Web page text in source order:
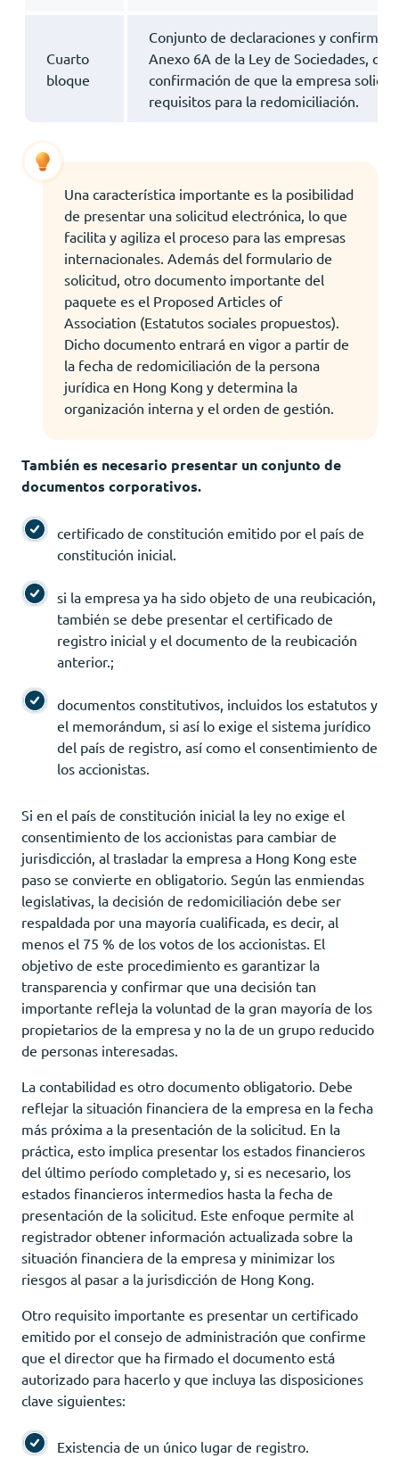
Cuarto
bloque
Conjunto de declaraciones y
Anexo 6A de la Ley de Sociedades,
confirmación de que la empresa
requisitos para la redomiciliación.
Una característica importante es la posibilidad
de presentar una solicitud electrónica, lo que
facilita y agiliza el proceso para las empresas
internacionales. Además del formulario de
solicitud, otro documento importante del
paquete es el Proposed Articles of
Association (Estatutos sociales propuestos).
Dicho documento entrará en vigor a partir de
la fecha de redomiciliación de la persona
jurídica en Hong Kong y determina la
organización interna y el orden de gestión.
También es necesario presentar un conjunto de
documentos corporativos.
certificado de constitución emitido por el país de
constitución inicial.
si la empresa ya ha sido objeto de una reubicación,
también se debe presentar el certificado de
registro inicial y el documento de la reubicación
anterior.;
documentos constitutivos, incluidos los estatutos y
el memorándum, si así lo exige el sistema jurídico
del país de registro, así como el consentimiento de
los accionistas.
Si en el país de constitución inicial la ley no exige el
consentimiento de los accionistas para cambiar de
jurisdicción, al trasladar la empresa a Hong Kong este
paso se convierte en obligatorio. Según las enmiendas
legislativas, la decisión de redomiciliación debe ser
respaldada por una mayoría cualificada, es decir, al
menos el 75 % de los votos de los accionistas. El
objetivo de este procedimiento es garantizar la
transparencia y confirmar que una decisión tan
importante refleja la voluntad de la gran mayoría de los
propietarios de la empresa y no la de un grupo reducido
de personas interesadas.
La contabilidad es otro documento obligatorio. Debe
reflejar la situación financiera de la empresa en la fecha
más próxima a la presentación de la solicitud. En la
práctica, esto implica presentar los estados financieros
del último período completado y, si es necesario, los
estados financieros intermedios hasta la fecha de
presentación de la solicitud. Este enfoque permite al
registrador obtener información actualizada sobre la
situación financiera de la empresa y minimizar los
riesgos al pasar a la jurisdicción de Hong Kong.
Otro requisito importante es presentar un certificado
emitido por el consejo de administración que confirme
que el director que ha firmado el documento está
autorizado para hacerlo y que incluya las disposiciones
clave siguientes:
Existencia de un único lugar de registro.